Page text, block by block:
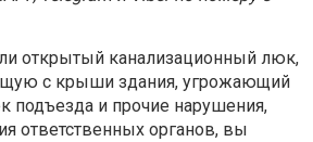
открытый канализационный люк,
с крыши здания, угрожающий
подъезда и прочие нарушения,
ответственных органов, вы